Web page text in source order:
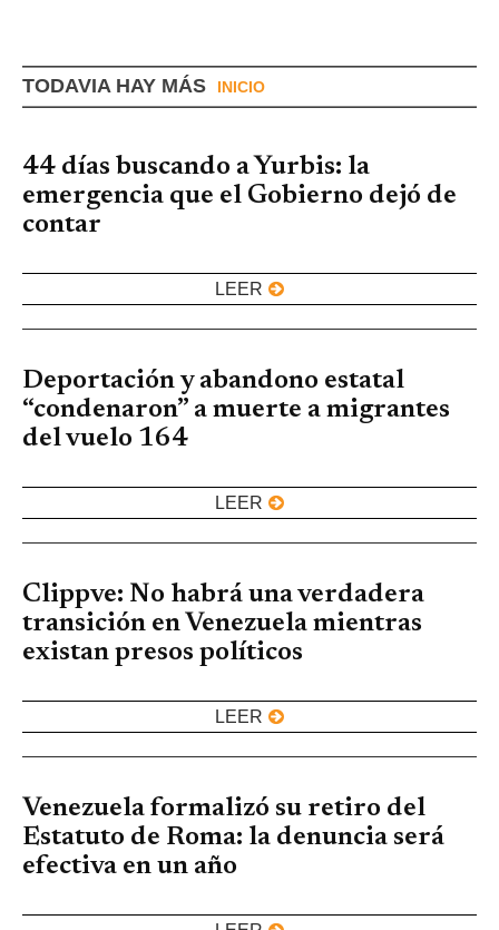
TODAVIA HAY MÁS INICIO
44 días buscando a Yurbis: la
emergencia que el Gobierno dejó de
contar
LEER
Deportación y abandono estatal
“condenaron” a muerte a migrantes
del vuelo 164
LEER
Clippve: No habrá una verdadera
transición en Venezuela mientras
existan presos políticos
LEER
Venezuela formalizó su retiro del
Estatuto de Roma: la denuncia será
efectiva en un año